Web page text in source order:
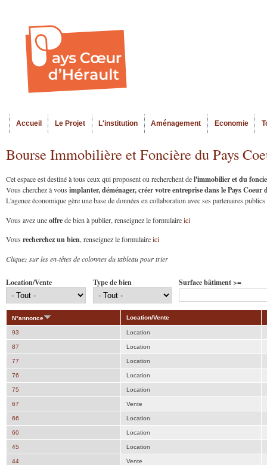
Menu principal
Accueil Le Projet L'institution Aménagement Economie
Bourse Immobilière et Foncière du Pays
Cet espace est destiné à tous ceux qui proposent ou recherchent del'immobilier et du
Vous cherchez à vous implanter, déménager, créer votre entreprise dans le Pays
L'agence économique gère une base de données en collaboration avec ses partenaires
Vous avez uneoffrede bien à publier, renseignez le formulaireici
Vous recherchez un bien, renseignez le formulaireici
Cliquez sur les en-têtes de colonnes du tableau pour trier
Location/Vente Type de bien Surface bâtiment >=
N°annonce Location/Vente
93 Location
87 Location
77 Location
76 Location
75 Location
67 Vente
66 Location
60 Location
45 Location
44 Vente